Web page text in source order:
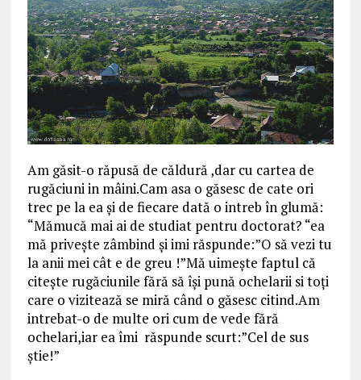
Am găsit-o răpusă de căldură ,dar cu cartea de
rugăciuni in mâini.Cam asa o găsesc de cate ori
trec pe la ea şi de fiecare dată o intreb în glumă:
“Mămucă mai ai de studiat pentru doctorat? “ea
mă priveşte zâmbind şi imi răspunde:”O să vezi tu
la anii mei cât e de greu !”Mă uimeşte faptul că
citeşte rugăciunile fără să îşi pună ochelarii si toţi
care o vizitează se miră când o găsesc citind.Am
intrebat-o de multe ori cum de vede fără
ochelari,iar ea îmi răspunde scurt:”Cel de sus
ştie!”